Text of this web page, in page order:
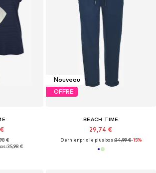
€
:35,98 €
Nouveau
OFFRE
BEACH TIME
29,74 €
Dernier prix le plus bas :34,99 €-15%